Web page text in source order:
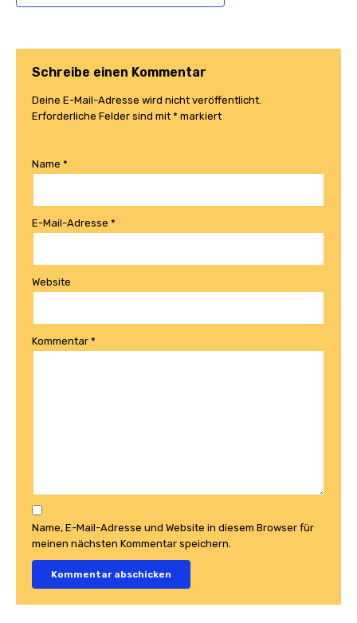
Schreibe einen Kommentar
Deine E-Mail-Adresse wird nicht veröffentlicht.
Erforderliche Felder sind mit * markiert
Name *
E-Mail-Adresse *
Website
Kommentar *
Name, E-Mail-Adresse und Website in diesem Browser für
meinen nächsten Kommentar speichern.